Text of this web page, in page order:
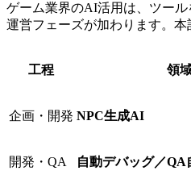
ゲーム業界のAI活用は、ツール
運営フェーズが加わります。本
工程 領
企画・開発 NPC生成AI
開発・QA 自動デバッグ／QA